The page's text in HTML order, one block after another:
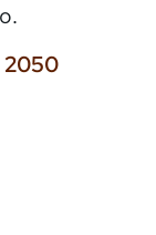
2050